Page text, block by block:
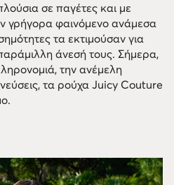
σε παγέτες και με
γρήγορα φαινόμενο ανάμεσα
τα εκτιμούσαν για
άνεσή τους. Σήμερα,
την ανέμελη
τα ρούχα Juicy Couture